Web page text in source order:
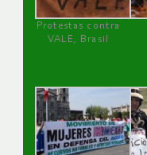
Protestas contra
VALE, Brasil